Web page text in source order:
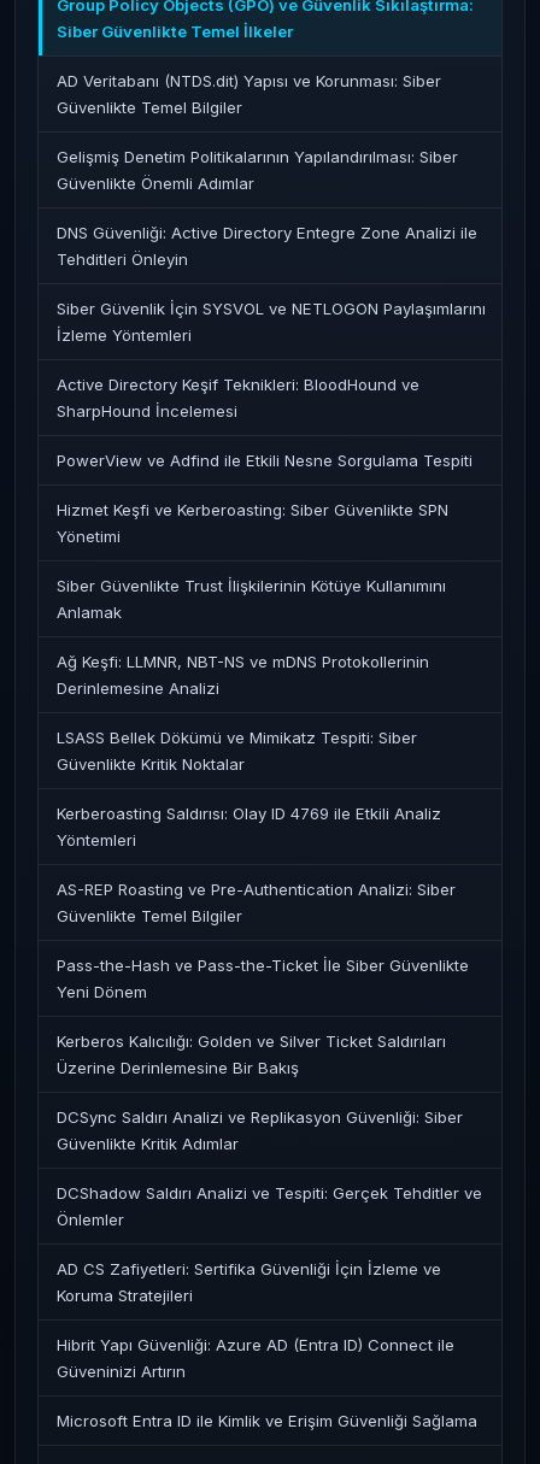
Group Policy Objects (GPO) ve Güvenlik Sıkılaştırma:
Siber Güvenlikte Temel İlkeler
AD Veritabanı (NTDS.dit) Yapısı ve Korunması: Siber
Güvenlikte Temel Bilgiler
Gelişmiş Denetim Politikalarının Yapılandırılması: Siber
Güvenlikte Önemli Adımlar
DNS Güvenliği: Active Directory Entegre Zone Analizi ile
Tehditleri Önleyin
Siber Güvenlik İçin SYSVOL ve NETLOGON Paylaşımlarını
İzleme Yöntemleri
Active Directory Keşif Teknikleri: BloodHound ve
SharpHound İncelemesi
PowerView ve Adfind ile Etkili Nesne Sorgulama Tespiti
Hizmet Keşfi ve Kerberoasting: Siber Güvenlikte SPN
Yönetimi
Siber Güvenlikte Trust İlişkilerinin Kötüye Kullanımını
Anlamak
Ağ Keşfi: LLMNR, NBT-NS ve mDNS Protokollerinin
Derinlemesine Analizi
LSASS Bellek Dökümü ve Mimikatz Tespiti: Siber
Güvenlikte Kritik Noktalar
Kerberoasting Saldırısı: Olay ID 4769 ile Etkili Analiz
Yöntemleri
AS-REP Roasting ve Pre-Authentication Analizi: Siber
Güvenlikte Temel Bilgiler
Pass-the-Hash ve Pass-the-Ticket İle Siber Güvenlikte
Yeni Dönem
Kerberos Kalıcılığı: Golden ve Silver Ticket Saldırıları
Üzerine Derinlemesine Bir Bakış
DCSync Saldırı Analizi ve Replikasyon Güvenliği: Siber
Güvenlikte Kritik Adımlar
DCShadow Saldırı Analizi ve Tespiti: Gerçek Tehditler ve
Önlemler
AD CS Zafiyetleri: Sertifika Güvenliği İçin İzleme ve
Koruma Stratejileri
Hibrit Yapı Güvenliği: Azure AD (Entra ID) Connect ile
Güveninizi Artırın
Microsoft Entra ID ile Kimlik ve Erişim Güvenliği Sağlama